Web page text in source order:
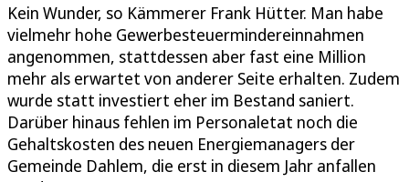
Kein Wunder, so Kämmerer Frank Hütter. Man habe
vielmehr hohe Gewerbesteuermindereinnahmen
angenommen, stattdessen aber fast eine Million
mehr als erwartet von anderer Seite erhalten. Zudem
wurde statt investiert eher im Bestand saniert.
Darüber hinaus fehlen im Personaletat noch die
Gehaltskosten des neuen Energiemanagers der
Gemeinde Dahlem, die erst in diesem Jahr anfallen